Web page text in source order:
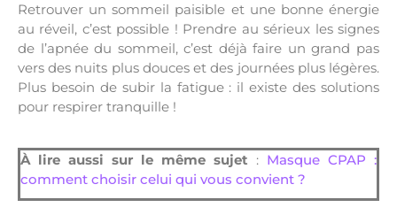
Retrouver un sommeil paisible et une bonne énergie
au réveil, c’est possible ! Prendre au sérieux les signes
de l’apnée du sommeil, c’est déjà faire un grand pas
vers des nuits plus douces et des journées plus légères.
Plus besoin de subir la fatigue : il existe des solutions
pour respirer tranquille !
À lire aussi sur le même sujet : Masque CPAP :
comment choisir celui qui vous convient ?